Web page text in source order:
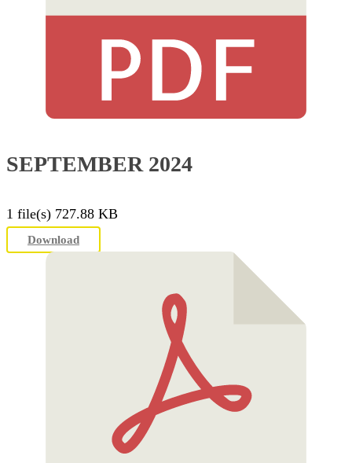
SEPTEMBER 2024
1 file(s) 727.88 KB
Download